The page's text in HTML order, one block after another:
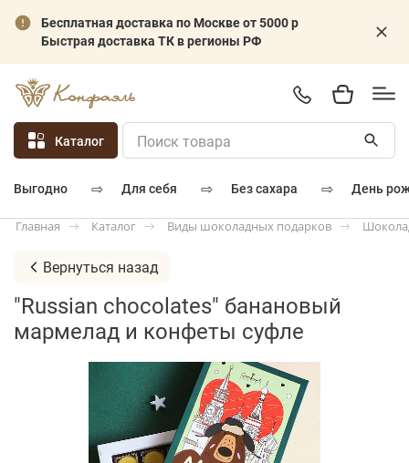
Бесплатная доставка по Москве от 5000 р
Быстрая доставка ТК в регионы РФ
Каталог
выгодно ⇨ для себя ⇨ без сахара ⇨ день
Главная Каталог Виды шоколадных подарков
Вернуться назад
"Russian chocolates" банановый
мармелад и конфеты суфле